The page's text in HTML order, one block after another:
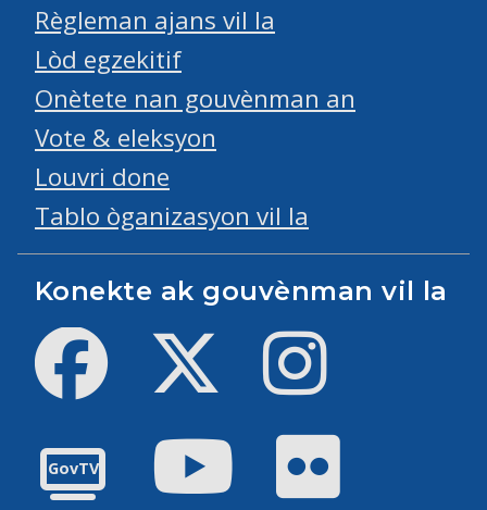
Règleman ajans vil la
Lòd egzekitif
Onètete nan gouvènman an
Vote & eleksyon
Louvri done
Tablo òganizasyon vil la
Konekte ak gouvènman vil la
Facebook Twitter
GovTV
Youtube